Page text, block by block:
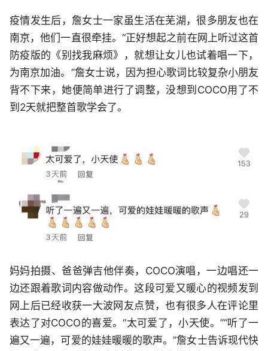
疫情发生后，詹女士一家虽生活在芜湖，很多朋友也在
南京，他们一直很牵挂。“正好想起之前在网上听过这首
防疫版的《别找我麻烦》，就想让女儿也试着唱一下，
为南京加油。”詹女士说，因为担心歌词比较复杂小朋友
背不下来，她便简单进行了调整，没想到COCO用了不
到2天就把整首歌学会了。
妈妈拍摄、爸爸弹吉他伴奏，COCO演唱，一边唱还一
边还跟着歌词内容做动作。这段可爱又暖心的视频发到
网上后已经收获一大波网友点赞，也有很多人在评论里
表达了对COCO的喜爱。“太可爱了，小天使。”“听了一
遍又一遍，可爱的娃娃暖暖的歌声。”詹女士告诉现代快